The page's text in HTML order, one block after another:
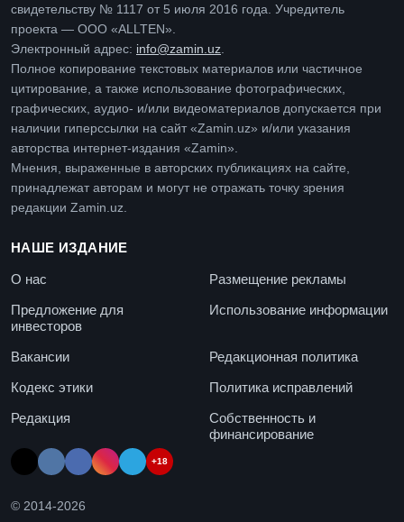
свидетельству № 1117 от 5 июля 2016 года. Учредитель
проекта — ООО «ALLTEN».
Электронный адрес: info@zamin.uz
Полное копирование текстовых материалов или частичное
цитирование, а также использование фотографических,
графических, аудио- и/или видеоматериалов допускается при
наличии гиперссылки на сайт «Zamin.uz» и/или указания
авторства интернет-издания «Zamin».
Мнения, выраженные в авторских публикациях на сайте,
принадлежат авторам и могут не отражать точку зрения
редакции Zamin.uz.
НАШЕ ИЗДАНИЕ
О нас
Размещение рекламы
Предложение для
инвесторов
Использование информации
Вакансии
Редакционная политика
Кодекс этики
Политика исправлений
Редакция
Собственность и
финансирование
+18
© 2014-2026